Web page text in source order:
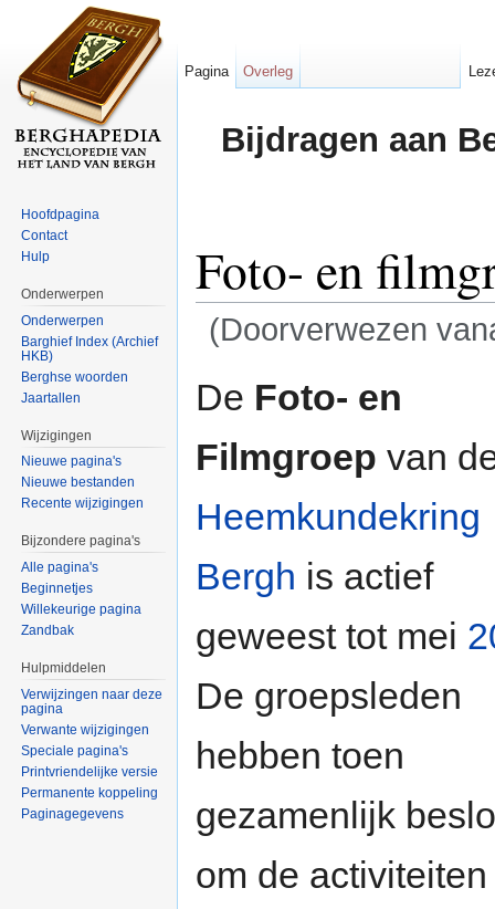
Bijdragen aan
Foto- en
(Doorverwezen
De Foto- en
Filmgroep van
Heemkundekring
Bergh is actief
geweest tot mei
De groepsleden
hebben toen
gezamenlijk
om de
Pagina Overleg
Hoofdpagina
Contact
Hulp
Onderwerpen
Onderwerpen
Barghief Index (Archief
HKB)
Berghse woorden
Jaartallen
Wijzigingen
Nieuwe pagina's
Nieuwe bestanden
Recente wijzigingen
Bijzondere pagina's
Alle pagina's
Beginnetjes
Willekeurige pagina
Zandbak
Hulpmiddelen
Verwijzingen naar deze
pagina
Verwante wijzigingen
Speciale pagina's
Printvriendelijke versie
Permanente koppeling
Paginagegevens